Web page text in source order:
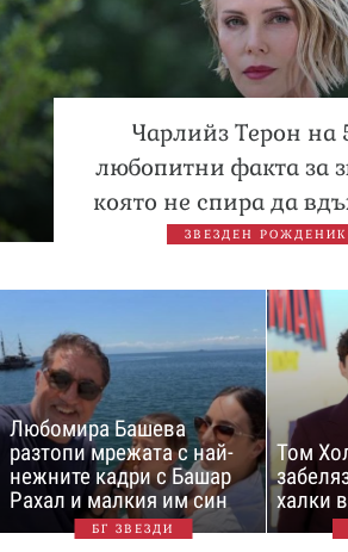
Чарлийз Терон на
любопитни факта за
която не спира да
ЗВЕЗДЕН РОЖДЕНИК
Любомира Башева
разтопи мрежата с най-
нежните кадри с Башар
Рахал и малкия им син
БГ ЗВЕЗДИ
Том
халки